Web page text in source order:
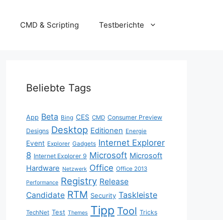
CMD & Scripting Testberichte
Beliebte Tags
App Beta Bing CES CMD Consumer Preview
Designs Desktop Editionen Energie
Event Explorer Gadgets Internet Explorer
8 Internet Explorer 9 Microsoft Microsoft
Hardware Netzwerk Office Office 2013
Performance Registry Release
Candidate RTM Security Taskleiste
TechNet Test Themes Tipp Tool Tricks